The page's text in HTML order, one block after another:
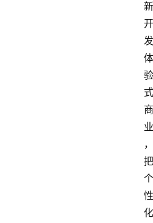
新
开
发
体
验
式
商
业
，
把
个
性
化